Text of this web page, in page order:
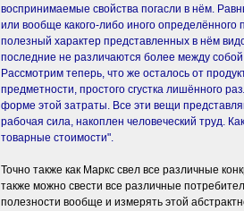
воспринимаемые свойства погасли в нём.
или вообще какого-либо иного определённого
полезный характер представленных в нём
последние не различаются более между собой,
Рассмотрим теперь, что же осталось от
предметности, простого сгустка лишённого
форме этой затраты. Все эти вещи
рабочая сила, накоплен человеческий труд.
товарные стоимости".
Точно также как Маркс свел все различные
также можно свести все различные
полезности вообще и измерять этой